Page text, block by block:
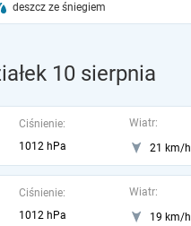
deszcz ze śniegiem
10 sierpnia
Ciśnienie:
1012 hPa
Wiatr:
21 km/h
Ciśnienie:
1012 hPa
Wiatr:
19 km/h